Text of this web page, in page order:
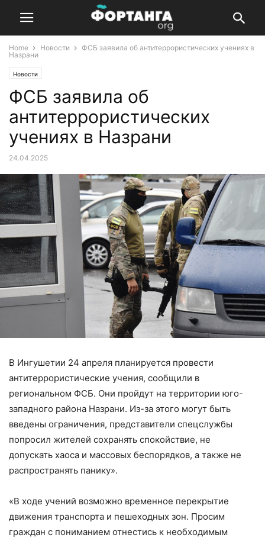
Home Новости
ФСБ заявила об антитеррористических учениях в
Назрани
Новости
ФСБ заявила об
антитеррористических
учениях в Назрани
24.04.2025
В Ингушетии 24 апреля планируется провести
антитеррористические учения, сообщили в
региональном ФСБ. Они пройдут на территории юго-
западного района Назрани. Из-за этого могут быть
введены ограничения, представители спецслужбы
попросил жителей сохранять спокойствие, не
допускать хаоса и массовых беспорядков, а также не
распространять панику».
«В ходе учений возможно временное перекрытие
движения транспорта и пешеходных зон. Просим
граждан с пониманием отнестись к необходимым